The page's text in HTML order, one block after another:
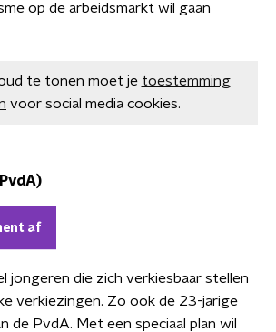
op de arbeidsmarkt wil gaan
te tonen moet je toestemming
voor social media cookies.
af
jongeren die zich verkiesbaar stellen
verkiezingen. Zo ook de 23-jarige
de PvdA. Met een speciaal plan wil